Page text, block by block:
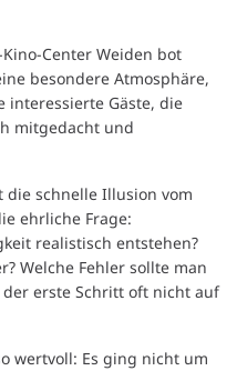
Center Weiden bot
besondere Atmosphäre,
interessierte Gäste, die
mitgedacht und
schnelle Illusion vom
ehrliche Frage:
realistisch entstehen?
Welche Fehler sollte man
erste Schritt oft nicht auf
wertvoll: Es ging nicht um